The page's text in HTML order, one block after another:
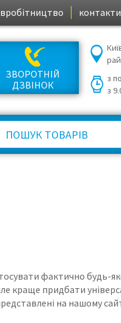
контакти
ЗВОРОТНІЙ
ДЗВІНОК
з
з
фактично будь-
придбати
на нашому